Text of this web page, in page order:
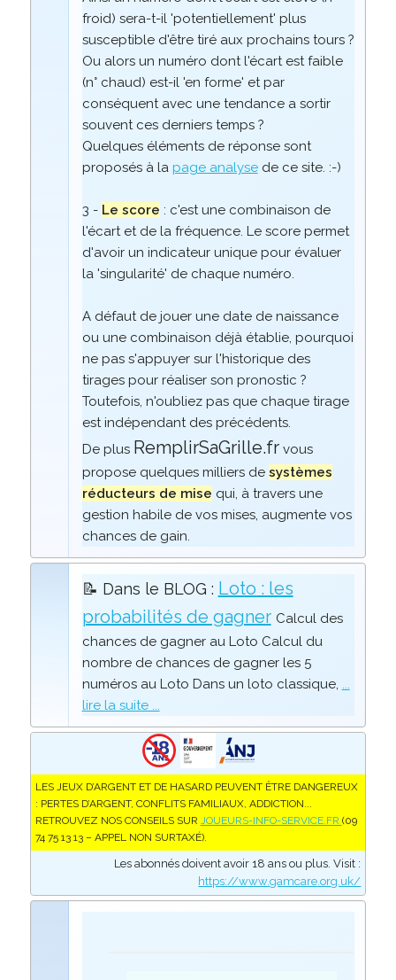
froid) sera-t-il 'potentiellement' plus
susceptible d'être tiré aux prochains tours ?
Ou alors un numéro dont l'écart est faible
(n° chaud) est-il 'en forme' et par
conséquent avec une tendance a sortir
souvent ces derniers temps ?
Quelques éléments de réponse sont
proposés à la page analysede ce site. :-)
3 - Le score : c'est une combinaison de
l'écart et de la fréquence. Le score permet
d'avoir un indicateur unique pour évaluer
la 'singularité' de chaque numéro.
A défaut de jouer une date de naissance
ou une combinaison déjà établie, pourquoi
ne pas s'appuyer sur l'historique des
tirages pour réaliser son pronostic ?
Toutefois, n'oubliez pas que chaque tirage
est indépendant des précédents.
De plus RemplirSaGrille.frvous
propose quelques milliers de systèmes
réducteurs de mise qui, à travers une
gestion habile de vos mises, augmente vos
chances de gain.
📝 Dans le BLOG : Loto : les
probabilités de gagner Calcul des
chances de gagner au Loto Calcul du
nombre de chances de gagner les 5
numéros au Loto Dans un loto classique, ...
lire la suite ...
LES JEUX D’ARGENT ET DE HASARD PEUVENT ÊTRE DANGEREUX
: PERTES D’ARGENT, CONFLITS FAMILIAUX, ADDICTION...
RETROUVEZ NOS CONSEILS SUR JOUEURS-INFO-SERVICE.FR (09
74 75 13 13 – APPEL NON SURTAXÉ).
Les abonnés doivent avoir 18 ans ou plus. Visit :
https://www.gamcare.org.uk/